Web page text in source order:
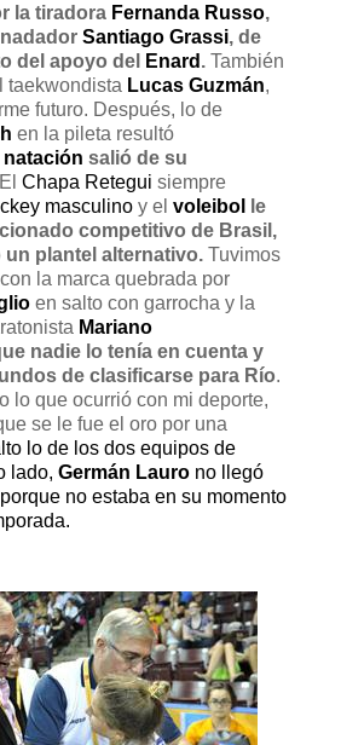
la tiradora Fernanda Russo,
Santiago Grassi, de
del apoyo del
Enard .También
taekwondista Lucas Guzmán,
futuro. Después, lo de
en la pileta resultó
natación salió de su
Chapa Retegui siempre
masculinoy el voleibol
le
competitivo de Brasil,
plantel alternativo. Tuvimos
la marca quebrada por
en salto con garrocha y la
Mariano
nadie lo tenía en cuenta y
de clasificarse para Río.
lo que ocurrió con mi deporte,
se le fue el oro por una
lo de los dos equipos de
lado, Germán Lauro no llegó
no estaba en su momento